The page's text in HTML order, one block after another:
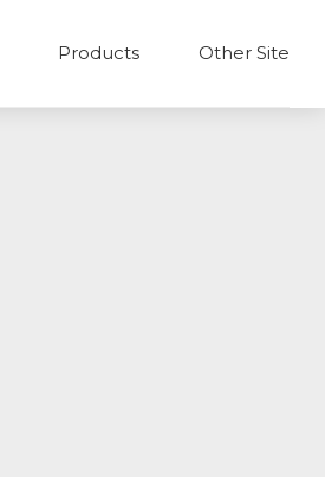
Products Other Site